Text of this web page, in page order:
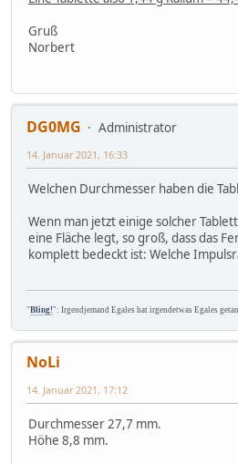
Gruß
Norbert
DG0MG
Administrator
14. Januar 2021, 16:33
Welchen Durchmesser haben die
Wenn man jetzt einige solcher
eine Fläche legt, so groß, dass das
komplett bedeckt ist: Welche
"Bling!": Irgendjemand Egales hat irgendetwas Egales
NoLi
14. Januar 2021, 17:12
Durchmesser 27,7 mm.
Höhe 8,8 mm.